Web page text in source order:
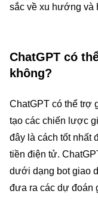
sắc về xu hướng và
ChatGPT có
không?
ChatGPT có thể trợ
tạo các chiến lược
đây là cách tốt nhất
tiền điện tử.
dưới dạng bot giao
đưa ra các dự đoán